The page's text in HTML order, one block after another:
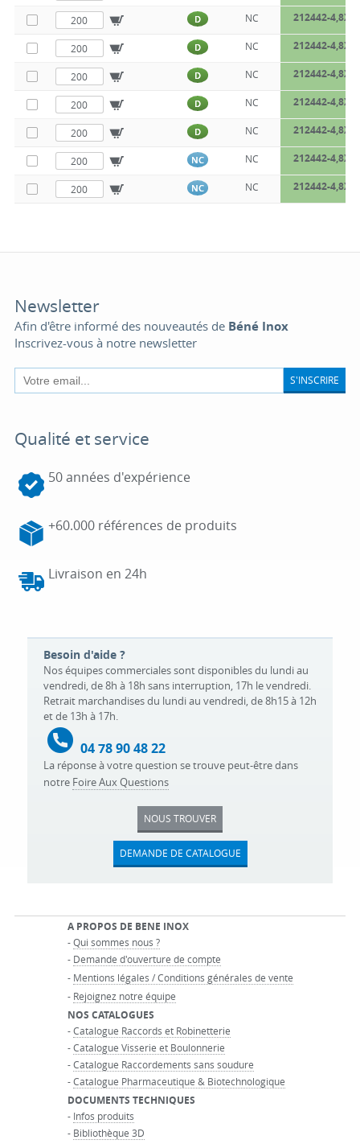
D NC 212442-
D NC 212442-
D NC 212442-
D NC 212442-
D NC 212442-
NC NC 212442-
NC NC 212442-
Newsletter
Afin d'être informé des nouveautés de Béné Inox
Inscrivez-vous à notre newsletter
S'INSCRIRE
Qualité et service
50 années d'expérience
+60.000 références de produits
Livraison en 24h
Besoin d'aide ?
Nos équipes commerciales sont disponibles du lundi au
vendredi, de 8h à 18h sans interruption, 17h le vendredi.
Retrait marchandises du lundi au vendredi, de 8h15 à 12h
et de 13h à 17h.
04 78 90 48 22
La réponse à votre question se trouve peut-être dans
notre Foire Aux Questions
NOUS TROUVER
DEMANDE DE CATALOGUE
A PROPOS DE BENE INOX
-Qui sommes nous ?
- Demande d'ouverture de compte
- Mentions légales / Conditions générales de vente
- Rejoignez notre équipe
NOS CATALOGUES
-Catalogue Raccords et Robinetterie
-Catalogue Visserie et Boulonnerie
-Catalogue Raccordements sans soudure
-Catalogue Pharmaceutique & Biotechnologique
DOCUMENTS TECHNIQUES
- Infos produits
- Bibliothèque 3D